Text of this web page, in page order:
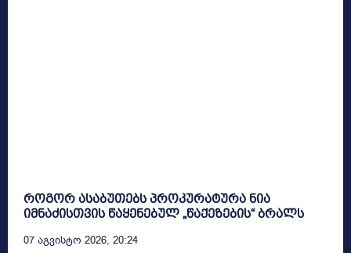
როგორ ასაბუთებს პროკურატურა ნია
იმნაძისთვის წაყენებულ „წაქეზების“ ბრალს
07 Აგვისტო 2026, 20:24